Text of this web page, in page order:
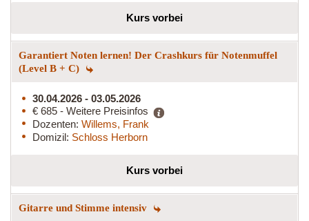
Kurs vorbei
Garantiert Noten lernen! Der Crashkurs für Notenmuffel
(Level B + C)
30.04.2026 - 03.05.2026
€ 685 - Weitere Preisinfos
Dozenten: Willems, Frank
Domizil: Schloss Herborn
Kurs vorbei
Gitarre und Stimme intensiv